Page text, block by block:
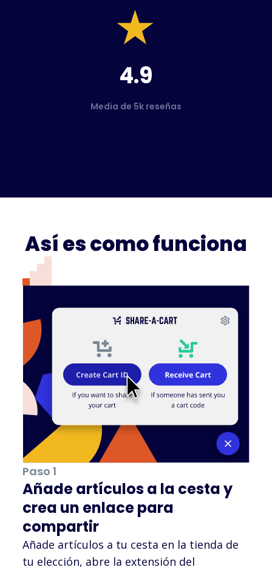
4.9
Media de 5k reseñas
Así es como funciona
Paso 1
Añade artículos a la cesta y
crea un enlace para
compartir
Añade artículos a tu cesta en la tienda de
tu elección, abre la extensión del